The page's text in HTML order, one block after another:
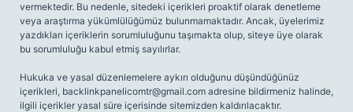
vermektedir. Bu nedenle, sitedeki içerikleri proaktif olarak denetleme
veya araştırma yükümlülüğümüz bulunmamaktadır. Ancak, üyelerimiz
yazdıkları içeriklerin sorumluluğunu taşımakta olup, siteye üye olarak
bu sorumluluğu kabul etmiş sayılırlar.
Hukuka ve yasal düzenlemelere aykırı olduğunu düşündüğünüz
içerikleri, backlinkpanelicomtr@gmail.com adresine bildirmeniz halinde,
ilgili içerikler yasal süre içerisinde sitemizden kaldırılacaktır.